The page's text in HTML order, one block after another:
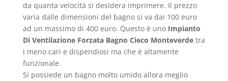
da quanta velocità si desidera imprimere. Il prezzo
varia dalle dimensioni del bagno si va dai 100 euro
ad un massimo di 400 euro. Questo è uno Impianto
Di Ventilazione Forzata Bagno Cieco Monteverdetra
i meno cari e dispendiosi ma che è altamente
funzionale.
Si possiede un bagno molto umido allora meglio